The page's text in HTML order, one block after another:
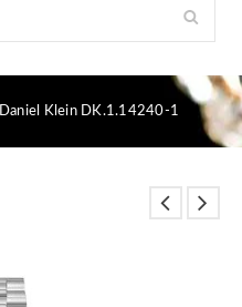
Daniel Klein DK.1.14240-1